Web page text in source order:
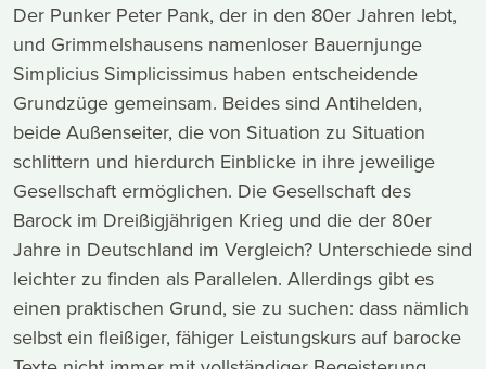
Der Punker Peter Pank, der in den 80er Jahren lebt,
und Grimmelshausens namenloser Bauernjunge
Simplicius Simplicissimus haben entscheidende
Grundzüge gemeinsam. Beides sind Antihelden,
beide Außenseiter, die von Situation zu Situation
schlittern und hierdurch Einblicke in ihre jeweilige
Gesellschaft ermöglichen. Die Gesellschaft des
Barock im Dreißigjährigen Krieg und die der 80er
Jahre in Deutschland im Vergleich? Unterschiede sind
leichter zu finden als Parallelen. Allerdings gibt es
einen praktischen Grund, sie zu suchen: dass nämlich
selbst ein fleißiger, fähiger Leistungskurs auf barocke